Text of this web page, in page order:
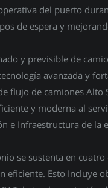
del puerto
de espera y
y previsible de
avanzada y
flujo de camiones Alto
y moderna al
e Infraestructura de la
se sustenta en cuatro
eficiente. Esto Incluye